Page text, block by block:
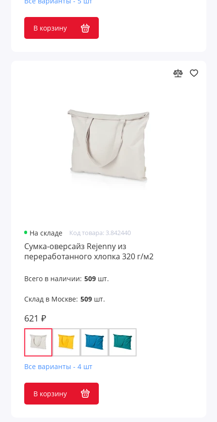
В корзину
На складе Код товара: 3.842440
Сумка-оверсайз Rejenny из
переработанного хлопка 320 г/м2
Всего в наличии: 509шт.
Склад в Москве: 509шт.
621 ₽
Все варианты - 4 шт
В корзину